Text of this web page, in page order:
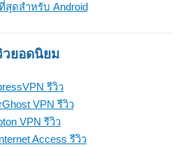
สุดสำหรับ Android
วยอดนิยม
รีวิว
VPN รีวิว
VPN รีวิว
Access รีวิว